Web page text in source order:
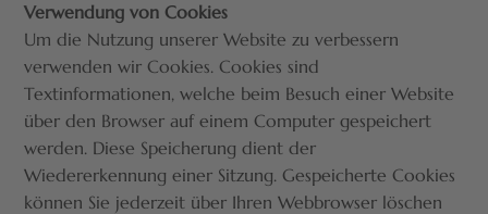
Verwendung von Cookies
Um die Nutzung unserer Website zu verbessern
verwenden wir Cookies. Cookies sind
Textinformationen, welche beim Besuch einer Website
über den Browser auf einem Computer gespeichert
werden. Diese Speicherung dient der
Wiedererkennung einer Sitzung. Gespeicherte Cookies
können Sie jederzeit über Ihren Webbrowser löschen